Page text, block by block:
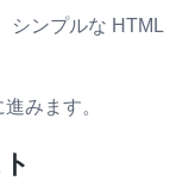
シンプルな HTML
みます。